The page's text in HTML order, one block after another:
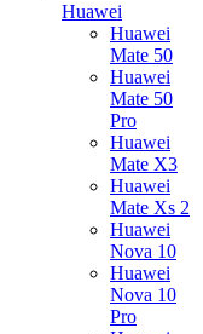
Huawei
Huawei
Mate 50
Huawei
Mate 50
Pro
Huawei
Mate X3
Huawei
Mate Xs 2
Huawei
Nova 10
Huawei
Nova 10
Pro